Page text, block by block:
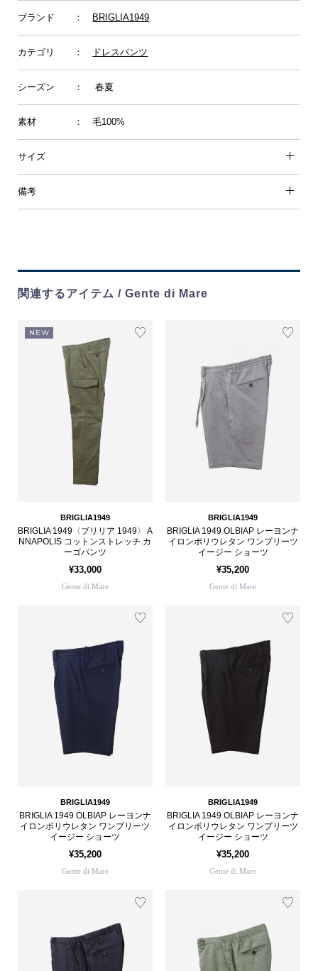
ブランド ： BRIGLIA1949
カテゴリ ： ドレスパンツ
シーズン ： 春夏
素材 ： 毛100%
サイズ
備考
関連するアイテム / Gente di Mare
NEW
BRIGLIA1949
BRIGLIA 1949〈ブリリア 1949〉 A
NNAPOLIS コットンストレッチ カ
ーゴパンツ
¥33,000
Gente di Mare
BRIGLIA1949
BRIGLIA 1949 OLBIAP レーヨンナ
イロンポリウレタン ワンプリーツ
イージー ショーツ
¥35,200
Gente di Mare
BRIGLIA1949
BRIGLIA 1949 OLBIAP レーヨンナ
イロンポリウレタン ワンプリーツ
イージー ショーツ
¥35,200
Gente di Mare
BRIGLIA1949
BRIGLIA 1949 OLBIAP レーヨンナ
イロンポリウレタン ワンプリーツ
イージー ショーツ
¥35,200
Gente di Mare